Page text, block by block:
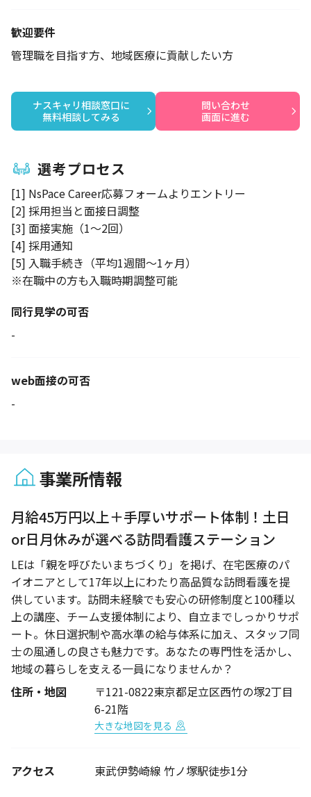
歓迎要件
管理職を目指す方、地域医療に貢献したい方
ナスキャリ相談窓口に
無料相談してみる
問い合わせ
画面に進む
選考プロセス
[1] NsPace Career応募フォームよりエントリー
[2] 採用担当と面接日調整
[3] 面接実施（1～2回）
[4] 採用通知
[5] 入職手続き（平均1週間～1ヶ月）
※在職中の方も入職時期調整可能
同行見学の可否
-
web面接の可否
-
事業所情報
月給45万円以上＋手厚いサポート体制！土日
or日月休みが選べる訪問看護ステーション
LEは「親を呼びたいまちづくり」を掲げ、在宅医療のパ
イオニアとして17年以上にわたり高品質な訪問看護を提
供しています。訪問未経験でも安心の研修制度と100種以
上の講座、チーム支援体制により、自立までしっかりサポ
ート。休日選択制や高水準の給与体系に加え、スタッフ同
士の風通しの良さも魅力です。あなたの専門性を活かし、
地域の暮らしを支える一員になりませんか？
住所・地図
〒121-0822東京都足立区西竹の塚2丁目
6-21階
大きな地図を見る
アクセス 東武伊勢崎線 竹ノ塚駅徒歩1分